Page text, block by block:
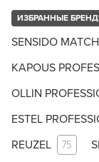
ИЗБРАННЫЕ
SENSIDO MATCH
KAPOUS
OLLIN
ESTEL
REUZEL 75